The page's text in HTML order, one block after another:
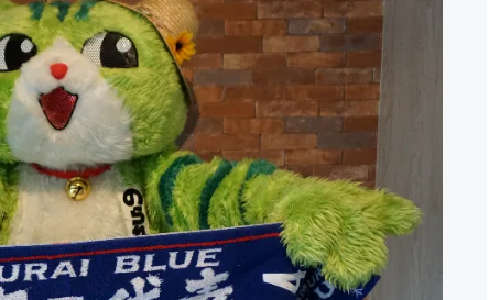
音楽 舞台・パフ
ゲーム・サービス開発
書籍・雑誌出版
チャレンジ ビューティ